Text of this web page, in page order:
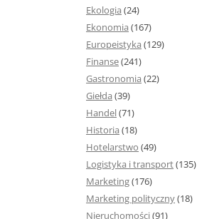
ESTETYKA PRACY DYPLOMOWEJ –
WYRÓŻNIENIA, NUMEROWANIE
CZCIONKA, MARGINESY I
WIELKOŚĆ STRON
STRUKTURA AKAPITU W PRACY
DYPLOMOWEJ
STYL PRACY DYPLOMOWEJ
Ekologia (24)
Ekonomia (167)
Europeistyka (129)
Finanse(241)
Gastronomia (22)
Giełda (39)
Handel(71)
Historia (18)
Hotelarstwo (49)
Logistyka i transport(135)
Marketing(176)
Marketing polityczny(18)
Nieruchomości(91)